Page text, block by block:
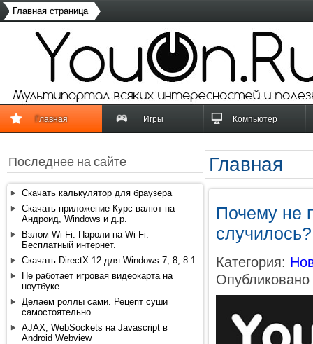
Главная страница
Главная Игры Компьютер
Последнее на сайте
Скачать калькулятор для браузера
Скачать приложение Курс валют на
Андроид, Windows и д.р.
Взлом Wi-Fi. Пароли на Wi-Fi.
Бесплатный интернет.
Скачать DirectX 12 для Windows 7, 8, 8.1
Не работает игровая видеокарта на
ноутбуке
Делаем роллы сами. Рецепт суши
самостоятельно
AJAX, WebSockets на Javascript в
Android Webview
Главная
Почему не
случилось?
Категория: